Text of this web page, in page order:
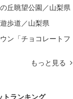
丘眺望公園／山梨県
歩道／山梨県
ン「チョコレートフ
もっと見る
トランキング